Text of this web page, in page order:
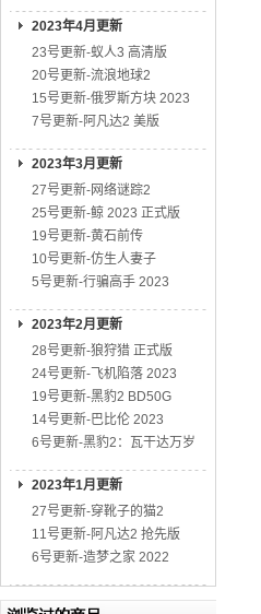
2023年4月更新
23号更新-蚁人3 高清版
20号更新-流浪地球2
15号更新-俄罗斯方块 2023
7号更新-阿凡达2 美版
2023年3月更新
27号更新-网络谜踪2
25号更新-鲸 2023 正式版
19号更新-黄石前传
10号更新-仿生人妻子
5号更新-行骗高手 2023
2023年2月更新
28号更新-狼狩猎 正式版
24号更新-飞机陷落 2023
19号更新-黑豹2 BD50G
14号更新-巴比伦 2023
6号更新-黑豹2：瓦干达万岁
2023年1月更新
27号更新-穿靴子的猫2
11号更新-阿凡达2 抢先版
6号更新-造梦之家 2022